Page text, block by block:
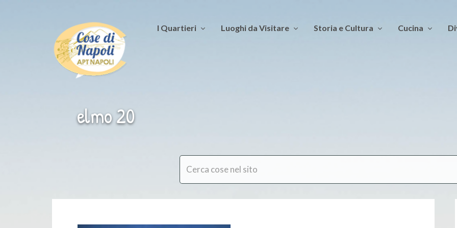
I Quartieri Luoghi da Visitare Storia e Cultura Cucina
elmo 20